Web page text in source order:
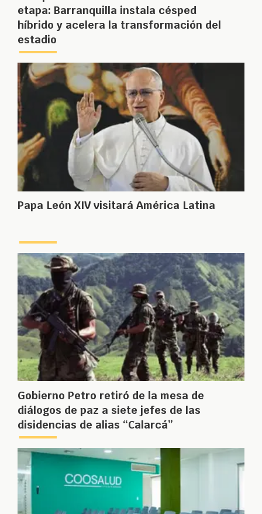
etapa: Barranquilla instala césped
híbrido y acelera la transformación del
estadio
Papa León XIV visitará América Latina
Gobierno Petro retiró de la mesa de
diálogos de paz a siete jefes de las
disidencias de alias “Calarcá”